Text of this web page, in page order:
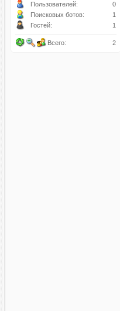
Пользователей:
0
Поисковых ботов:
1
Гостей:
1
Всего: 2